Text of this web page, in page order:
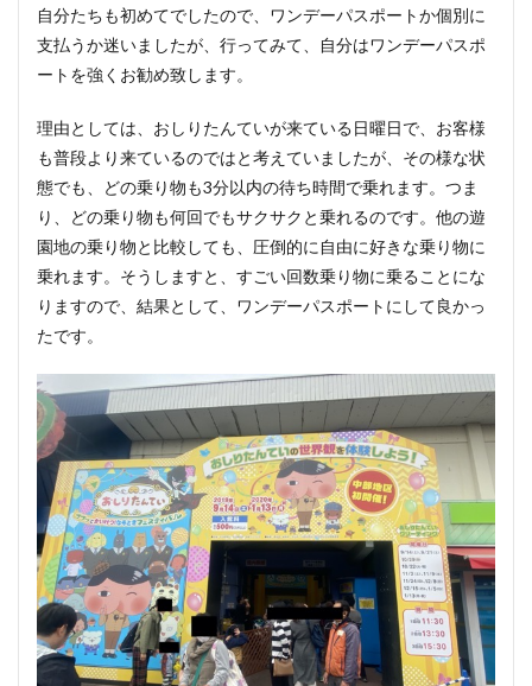
自分たちも初めてでしたので、ワンデーパスポートか個別に
支払うか迷いましたが、行ってみて、自分はワンデーパスポ
ートを強くお勧め致します。
理由としては、おしりたんていが来ている日曜日で、お客様
も普段より来ているのではと考えていましたが、その様な状
態でも、どの乗り物も3分以内の待ち時間で乗れます。つま
り、どの乗り物も何回でもサクサクと乗れるのです。他の遊
園地の乗り物と比較しても、圧倒的に自由に好きな乗り物に
乗れます。そうしますと、すごい回数乗り物に乗ることにな
りますので、結果として、ワンデーパスポートにして良かっ
たです。